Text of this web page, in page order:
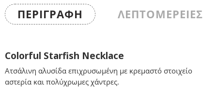
ΠΕΡΙΓΡΑΦΉ ΛΕΠΤΟΜΕΡΕΙΕΣ
Colorful Starfish Necklace
Ατσάλινη αλυσίδα επιχρυσωμένη με κρεμαστό στοιχείο
αστερία και πολύχρωμες χάντρες.